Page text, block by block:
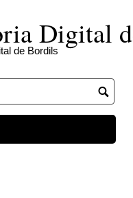
Digital
de Bordils